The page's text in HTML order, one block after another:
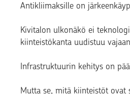
Antikliimaksille on
Kivitalon ulkonäkö ei
kiinteistökanta uudistuu
Infrastruktuurin kehitys on
Mutta se, mitä kiinteistöt ovat